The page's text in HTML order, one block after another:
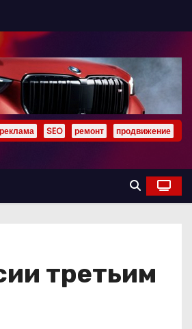
реклама SEO ремонт продвижение
третьим